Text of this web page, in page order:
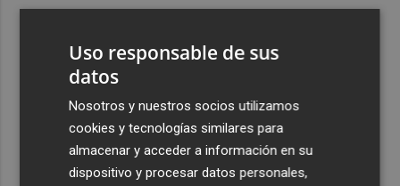
peatonal hacia San Fernando
trasladará su actividad a Fuente Álamo
Las exportaciones agroalimentarias españolas se elevan
un 3% en 2025, hasta superar los 78.000 millones
Uso responsable de sus
datos
Nosotros y nuestros socios utilizamos
cookies y tecnologías similares para
almacenar y acceder a información en su
dispositivo y procesar datos personales,